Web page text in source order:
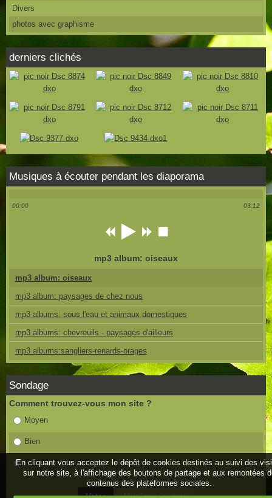
Divers
photos avec graphisme
derniers clichés
Musiques à écouter pendant les diaporama
00:00 03:12
mp3 album: oiseaux
mp3 album: oiseaux
mp3 album: paysages de chez nous
mp3 albums: sous l'eau et animaux domestiques
mp3 albums: chevreuils - paysages d'ailleurs
mp3 albums:sangliers-renards-orages
Sondage
Comment trouvez-vous mon site ?
Moyen
Bien
Très bien
En cliquant vous acceptez le dépôt de cookies destinés au suivi des
sur notre site, à l'affichage des boutons de partage et aux remontées
contenus des plateformes sociales.